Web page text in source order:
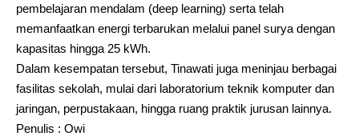
pembelajaran mendalam (deep learning) serta telah
memanfaatkan energi terbarukan melalui panel surya dengan
kapasitas hingga 25 kWh.
Dalam kesempatan tersebut, Tinawati juga meninjau berbagai
fasilitas sekolah, mulai dari laboratorium teknik komputer dan
jaringan, perpustakaan, hingga ruang praktik jurusan lainnya.
Penulis : Owi